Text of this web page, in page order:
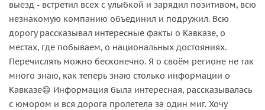
выезд - встретил всех с улыбкой и зарядил позитивом, всю
незнакомую компанию объединил и подружил. Всю
дорогу рассказывал интересные факты о Кавказе, о
местах, где побываем, о национальных достояниях.
Перечислять можно бесконечно. Я о своём регионе не так
много знаю, как теперь знаю столько информации о
Кавказе😄 Информация была интересная, рассказывалась
с юмором и вся дорога пролетела за один миг. Хочу